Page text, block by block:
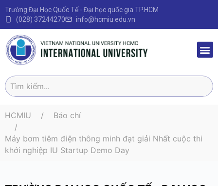
Trường Đại Học Quốc Tế - Đại học quốc gia TP.HCM
(028) 37244270
info@hcmiu.edu.vn
HCMIU Báo chí
Máy bơm tiêm điện thông minh đạt giải Nhất cuộc thi
khởi nghiệp IU Startup Demo Day